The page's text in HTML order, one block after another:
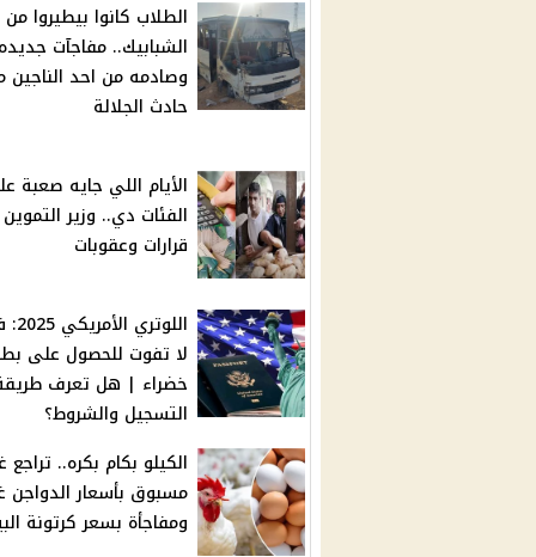
الطلاب كانوا بيطيروا من
الشبابيك.. مفاجآت
وصادمه من احد الناجين
حادث الجلالة
الأيام اللي جايه صعبة
الفئات دي.. وزير
قرارات وعقوبات
لا تفوت للحصول على
خضراء | هل تعرف
التسجيل والشروط؟
الكيلو بكام بكره.. تراجع
مسبوق بأسعار الدواجن
ومفاجأة بسعر كرتونة